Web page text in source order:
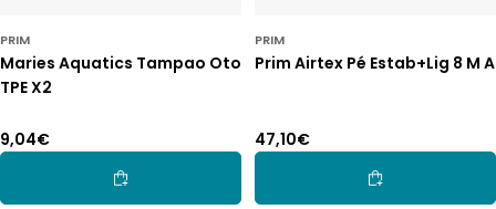
PRIM
Maries Aquatics Tampao Oto
TPE X2
Preço
normal
9,04€
Adicionar Ao Carrinho
PRIM
Prim Airtex Pé Estab+Lig 8 M A
Preço
normal
47,10€
Adicionar Ao